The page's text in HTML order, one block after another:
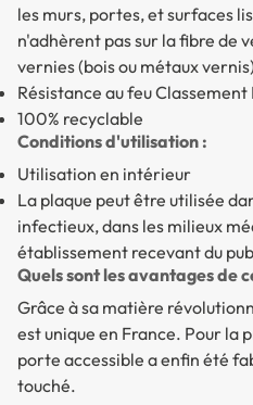
les murs, portes, et surfaces
n'adhèrent pas sur la fibre de
vernies (bois ou métaux
Résistance au feu Classement
100% recyclable
Conditions d'utilisation :
Utilisation en intérieur
La plaque peut être utilisée
infectieux, dans les milieux
établissement recevant du
Quels sont les avantages de
Grâce à sa matière
est unique en France. Pour la
porte accessible a enfin été
touché.